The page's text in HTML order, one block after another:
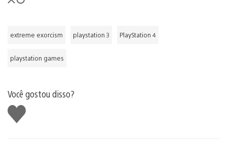
extreme exorcism playstation 3 PlayStation 4
playstation games
Você gostou disso?
Curtir